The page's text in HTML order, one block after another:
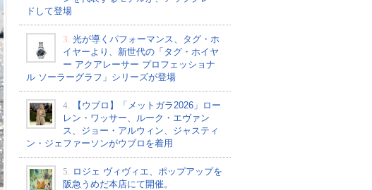
ドして登場
3. 光が導くパフォーマンス、タグ・ホ
イヤーより、新世代の「タグ・ホイヤ
ー アクアレーサー プロフェッショナ
ル ソーラーグラフ」シリーズが登場
4.
【ウブロ】「メットガラ2026」ロー
レン・ワッサー、ルーク・エヴァン
ス、ジョー・アルウィン、ジャスティ
ン・ジェファーソンがウブロを着用
5.
ロジェ ヴィヴィエ、ポップアップを
阪急うめだ本店にて開催。